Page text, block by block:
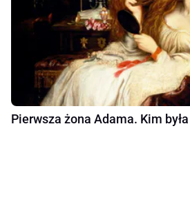
Pierwsza żona Adama. Kim